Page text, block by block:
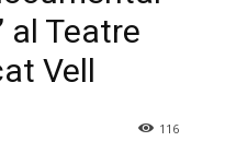
al Teatre
Vell
116